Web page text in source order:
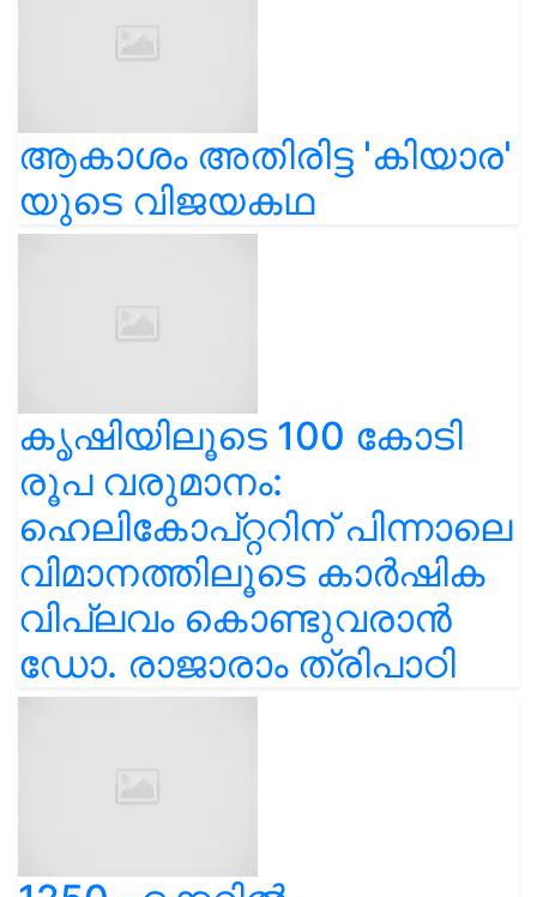
ആകാശം അതിരിട്ട 'കിയാര'
യുടെ വിജയകഥ
കൃഷിയിലൂടെ 100 കോടി
രൂപ വരുമാനം:
ഹെലികോപ്റ്ററിന് പിന്നാലെ
വിമാനത്തിലൂടെ കാർഷിക
വിപ്ലവം കൊണ്ടുവരാൻ
ഡോ. രാജാരാം ത്രിപാഠി